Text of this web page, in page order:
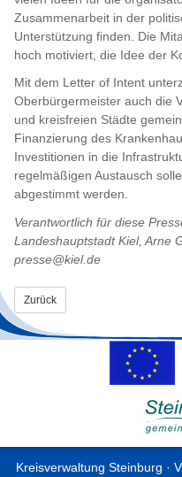
Zusammenarbeit in der
Unterstützung finden. Die
hoch motiviert, die Idee der
Mit dem Letter of Intent
Oberbürgermeister auch die
und kreisfreien Städte
Finanzierung des
Investitionen in die
regelmäßigen Austausch
abgestimmt werden.
Verantwortlich für diese
Landeshauptstadt Kiel, Arne
presse@kiel.de
Zurück
Kreisverwaltung Steinburg ·